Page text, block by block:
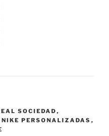
SOCIEDAD ,
PERSONALIZADAS ,